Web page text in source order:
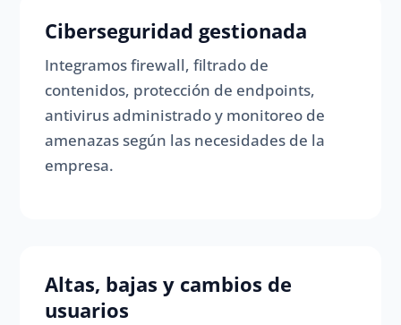
Ciberseguridad gestionada
Integramos firewall, filtrado de
contenidos, protección de endpoints,
antivirus administrado y monitoreo de
amenazas según las necesidades de la
empresa.
Altas, bajas y cambios de
usuarios